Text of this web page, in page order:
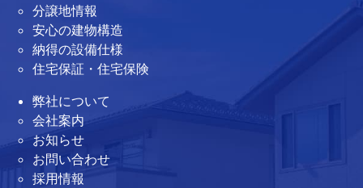
分譲地情報
安心の建物構造
納得の設備仕様
住宅保証・住宅保険
弊社について
会社案内
お知らせ
お問い合わせ
採用情報